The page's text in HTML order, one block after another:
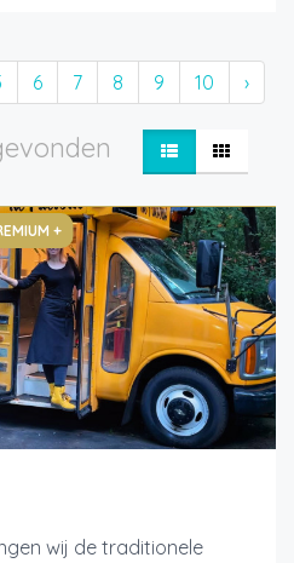
6 7 8 9 10 ›
+
wij de traditionele